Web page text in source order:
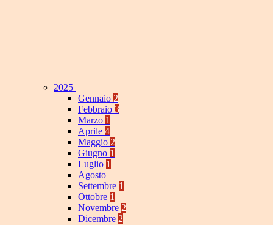
2025
Gennaio 2
Febbraio 3
Marzo 1
Aprile 4
Maggio 2
Giugno 1
Luglio 1
Agosto
Settembre 1
Ottobre 1
Novembre 2
Dicembre 2